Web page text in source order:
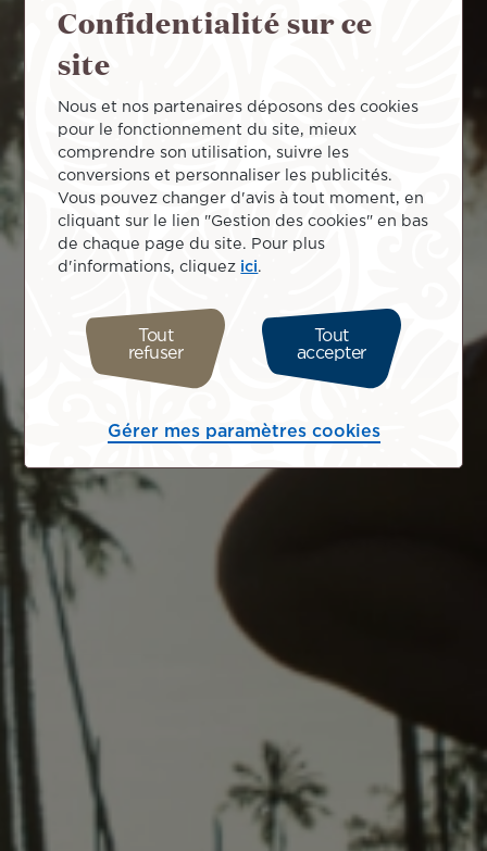
Confidentialité sur ce
site
Nous et nos partenaires déposons des cookies
pour le fonctionnement du site, mieux
comprendre son utilisation, suivre les
conversions et personnaliser les publicités.
Vous pouvez changer d'avis à tout moment, en
cliquant sur le lien "Gestion des cookies" en bas
de chaque page du site. Pour plus
d'informations, cliquez ici
Tout
refuser
Tout
accepter
Gérer mes paramètres cookies